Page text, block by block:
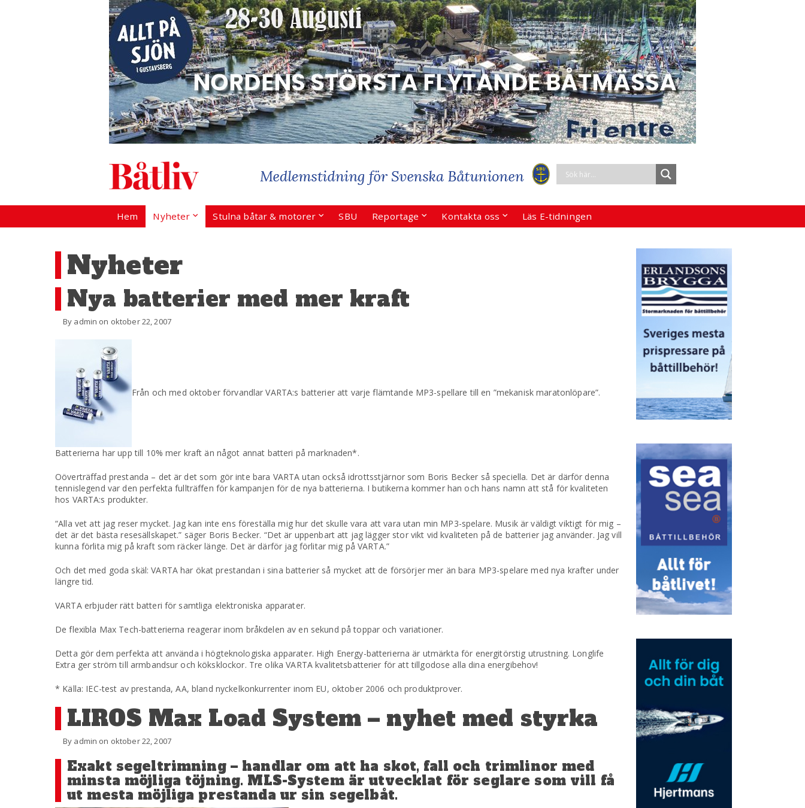
Hem Nyheter Stulna båtar & motorer SBU Reportage Kontakta oss Läs E-tidningen
Nyheter
Nya batterier med mer kraft
By admin on oktober 22, 2007
Från och med oktober förvandlar VARTA:s batterier att varje flämtande MP3-spellare till en ”mekanisk maratonlöpare”.
Batterierna har upp till 10% mer kraft än något annat batteri på marknaden*.
Oöverträffad prestanda – det är det som gör inte bara VARTA utan också idrottsstjärnor som Boris Becker så speciella. Det är därför denna
tennislegend var den perfekta fullträffen för kampanjen för de nya batterierna. I butikerna kommer han och hans namn att stå för kvaliteten
hos VARTA:s produkter.
“Alla vet att jag reser mycket. Jag kan inte ens föreställa mig hur det skulle vara att vara utan min MP3-spelare. Musik är väldigt viktigt för mig –
det är det bästa resesällskapet.” säger Boris Becker. “Det är uppenbart att jag lägger stor vikt vid kvaliteten på de batterier jag använder. Jag vill
kunna förlita mig på kraft som räcker länge. Det är därför jag förlitar mig på VARTA.”
Och det med goda skäl: VARTA har ökat prestandan i sina batterier så mycket att de försörjer mer än bara MP3-spelare med nya krafter under
längre tid.
VARTA erbjuder rätt batteri för samtliga elektroniska apparater.
De flexibla Max Tech-batterierna reagerar inom bråkdelen av en sekund på toppar och variationer.
Detta gör dem perfekta att använda i högteknologiska apparater. High Energy-batterierna är utmärkta för energitörstig utrustning. Longlife
Extra ger ström till armbandsur och köksklockor. Tre olika VARTA kvalitetsbatterier för att tillgodose alla dina energibehov!
* Källa: IEC-test av prestanda, AA, bland nyckelkonkurrenter inom EU, oktober 2006 och produktprover.
LIROS Max Load System – nyhet med styrka
By admin on oktober 22, 2007
Exakt segeltrimning – handlar om att ha skot, fall och trimlinor med
minsta möjliga töjning. MLS-System är utvecklat för seglare som vill få
ut mesta möjliga prestanda ur sin segelbåt.